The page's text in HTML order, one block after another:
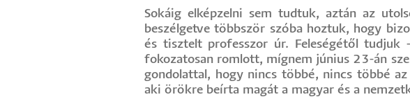
Sokáig elképzelni sem tudtuk, aztán az
beszélgetve többször szóba hoztuk, hogy
és tisztelt professzor úr. Feleségétől tudjuk
fokozatosan romlott, mígnem június 23-án
gondolattal, hogy nincs többé, nincs többé
aki örökre beírta magát a magyar és a